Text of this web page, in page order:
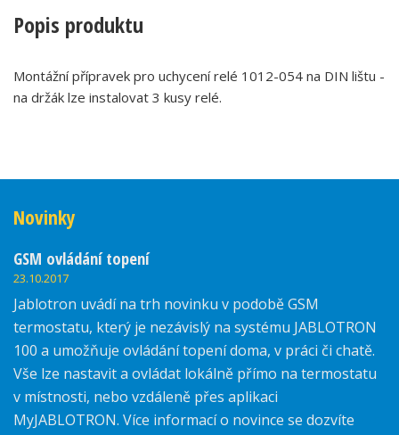
Popis produktu
Montážní přípravek pro uchycení relé 1012-054 na DIN lištu -
na držák lze instalovat 3 kusy relé.
Novinky
GSM ovládání topení
23.10.2017
Jablotron uvádí na trh novinku v podobě GSM
termostatu, který je nezávislý na systému JABLOTRON
100 a umožňuje ovládání topení doma, v práci či chatě.
Vše lze nastavit a ovládat lokálně přímo na termostatu
v místnosti, nebo vzdáleně přes aplikaci
MyJABLOTRON. Více informací o novince se dozvíte